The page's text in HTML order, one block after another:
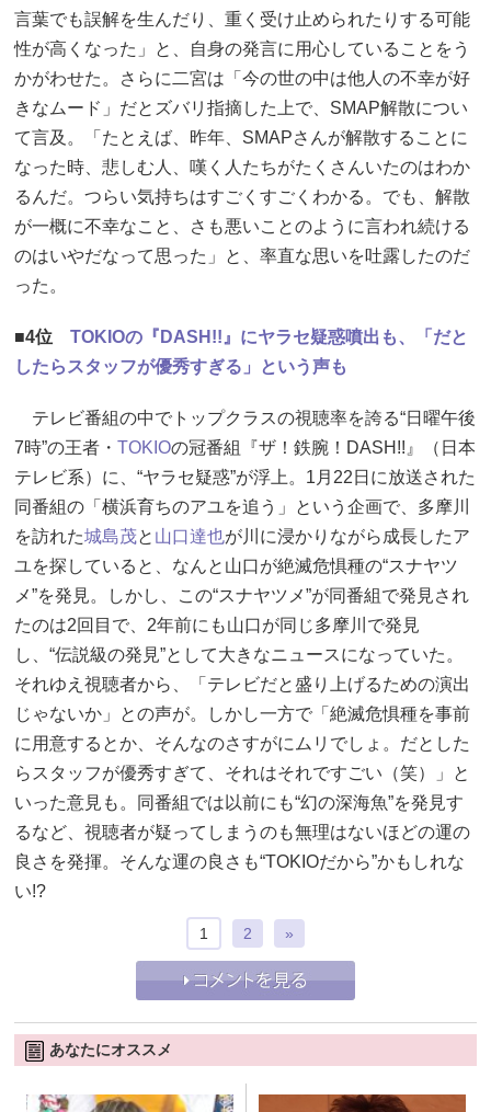
言葉でも誤解を生んだり、重く受け止められたりする可能
性が高くなった」と、自身の発言に用心していることをう
かがわせた。さらに二宮は「今の世の中は他人の不幸が好
きなムード」だとズバリ指摘した上で、SMAP解散につい
て言及。「たとえば、昨年、SMAPさんが解散することに
なった時、悲しむ人、嘆く人たちがたくさんいたのはわか
るんだ。つらい気持ちはすごくすごくわかる。でも、解散
が一概に不幸なこと、さも悪いことのように言われ続ける
のはいやだなって思った」と、率直な思いを吐露したのだ
った。
■4位 TOKIOの『DASH!!』にヤラセ疑惑噴出も、「だと
したらスタッフが優秀すぎる」という声も
テレビ番組の中でトップクラスの視聴率を誇る“日曜午後
7時”の王者・ TOKIOの冠番組『ザ！鉄腕！DASH!!』（日本
テレビ系）に、“ヤラセ疑惑”が浮上。1月22日に放送された
同番組の「横浜育ちのアユを追う」という企画で、多摩川
を訪れた城島茂と 山口達也が川に浸かりながら成長したア
ユを探していると、なんと山口が絶滅危惧種の“スナヤツ
メ”を発見。しかし、この“スナヤツメ”が同番組で発見され
たのは2回目で、2年前にも山口が同じ多摩川で発見
し、“伝説級の発見”として大きなニュースになっていた。
それゆえ視聴者から、「テレビだと盛り上げるための演出
じゃないか」との声が。しかし一方で「絶滅危惧種を事前
に用意するとか、そんなのさすがにムリでしょ。だとした
らスタッフが優秀すぎて、それはそれですごい（笑）」と
いった意見も。同番組では以前にも“幻の深海魚”を発見す
るなど、視聴者が疑ってしまうのも無理はないほどの運の
良さを発揮。そんな運の良さも“TOKIOだから”かもしれな
い!?
1 2 »
あなたにオススメ